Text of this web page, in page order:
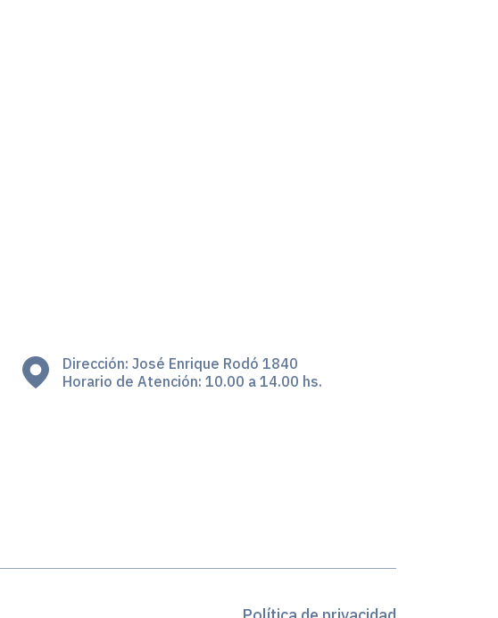
Dirección: José Enrique Rodó 1840
Horario de Atención: 10.00 a 14.00 hs.